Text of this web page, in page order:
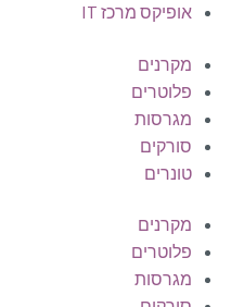
אופיקס מרכז IT
מקרנים
פלוטרים
מגרסות
סורקים
טונרים
מקרנים
פלוטרים
מגרסות